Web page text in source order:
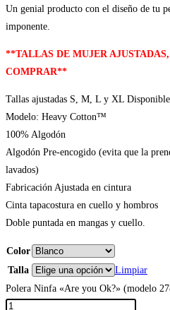
Un genial producto con el diseño de tu
imponente.
**TALLAS DE MUJER
COMPRAR**
Tallas ajustadas S, M, L y XL
Modelo: Heavy Cotton™
100% Algodón
Algodón Pre-encogido (evita que la
lavados)
Fabricación Ajustada en cintura
Cinta tapacostura en cuello y hombros
Doble puntada en mangas y cuello.
Color
Talla
Limpiar
Polera Ninfa «Are you Ok?» (modelo